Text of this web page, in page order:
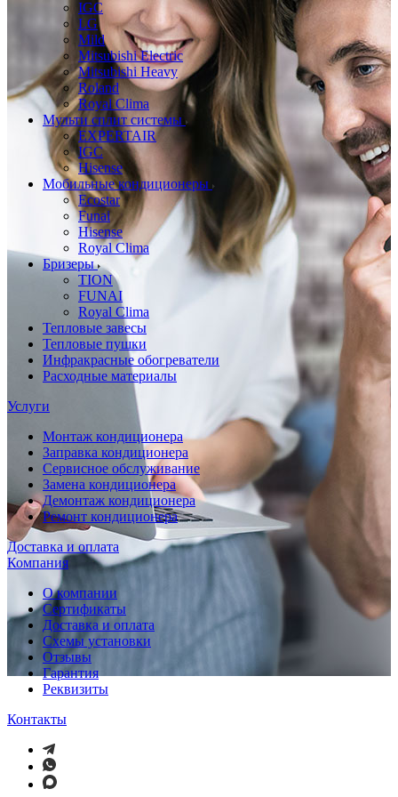
IGC
LG
Mild
Mitsubishi Electric
Mitsubishi Heavy
Roland
Royal Clima
Мульти сплит системы
EXPERTAIR
IGC
Hisense
Мобильные кондиционеры
Ecostar
Funai
Hisense
Royal Clima
Бризеры
TION
FUNAI
Royal Clima
Тепловые завесы
Тепловые пушки
Инфракрасные обогреватели
Расходные материалы
Услуги
Монтаж кондиционера
Заправка кондиционера
Сервисное обслуживание
Замена кондиционера
Демонтаж кондиционера
Ремонт кондиционера
Доставка и оплата
Компания
О компании
Сертификаты
Доставка и оплата
Схемы установки
Отзывы
Гарантия
Реквизиты
Контакты